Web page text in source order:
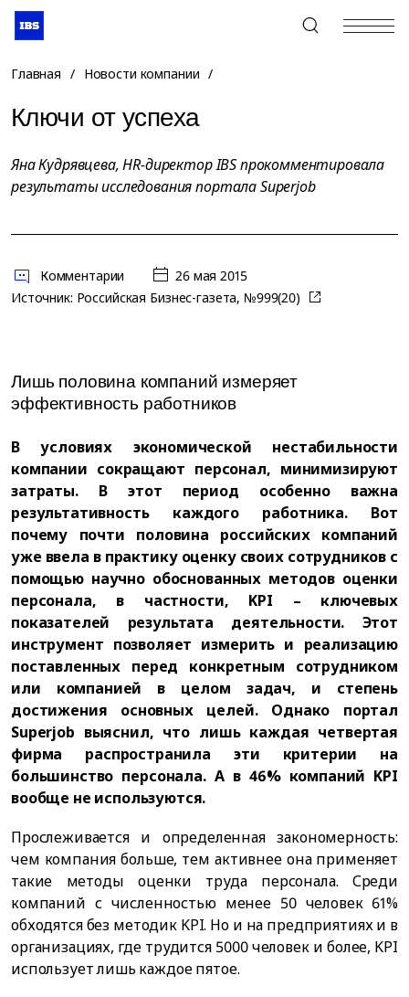
+7 (495) 967-80-80
Главная / Новости компании /
Ключи от успеха
Яна Кудрявцева, HR-директор IBS прокомментировала
результаты исследования портала Superjob
Комментарии
26 мая 2015
Источник: Российская Бизнес-газета, №999(20)
Лишь половина компаний измеряет
эффективность работников
В условиях экономической нестабильности
компании сокращают персонал, минимизируют
затраты. В этот период особенно важна
результативность каждого работника. Вот
почему почти половина российских компаний
уже ввела в практику оценку своих сотрудников с
помощью научно обоснованных методов оценки
персонала, в частности, KPI – ключевых
показателей результата деятельности. Этот
инструмент позволяет измерить и реализацию
поставленных перед конкретным сотрудником
или компанией в целом задач, и степень
достижения основных целей. Однако портал
Superjob выяснил, что лишь каждая четвертая
фирма распространила эти критерии на
большинство персонала. А в 46% компаний KPI
вообще не используются.
Прослеживается и определенная закономерность:
чем компания больше, тем активнее она применяет
такие методы оценки труда персонала. Среди
компаний с численностью менее 50 человек 61%
обходятся без методик KPI. Но и на предприятиях и в
организациях, где трудится 5000 человек и более, KPI
использует лишь каждое пятое.